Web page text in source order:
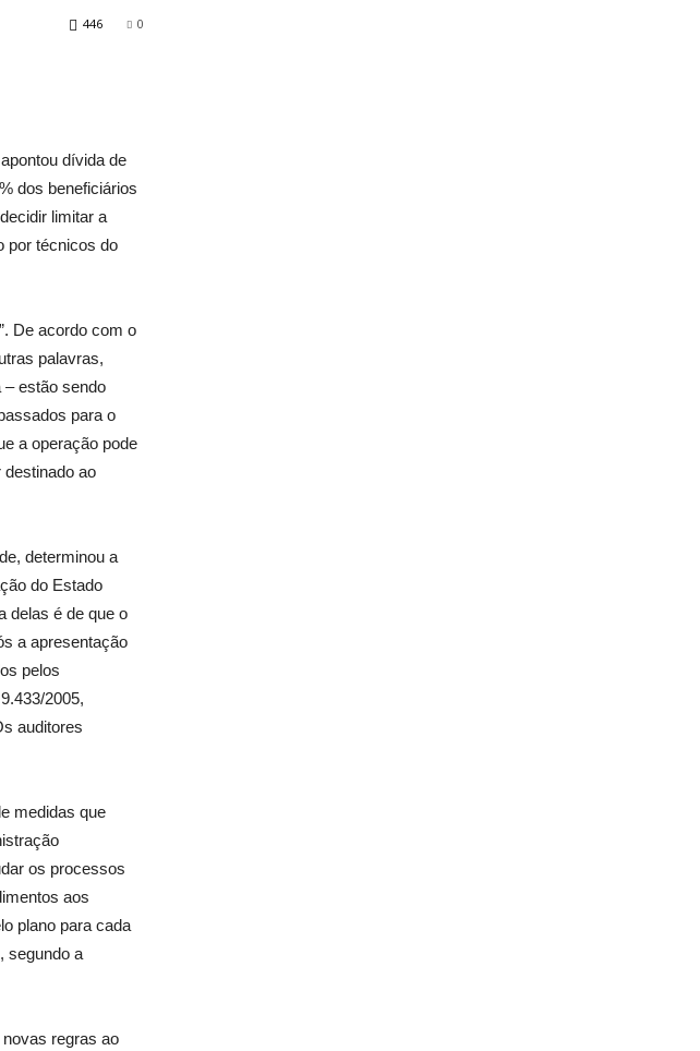
0
446
dívida de
dos beneficiários
limitar a
por técnicos do
De acordo com o
palavras,
– estão sendo
para o
a operação pode
destinado ao
determinou a
do Estado
delas é de que o
a apresentação
pelos
2005,
auditores
medidas que
os processos
aos
plano para cada
segundo a
regras ao